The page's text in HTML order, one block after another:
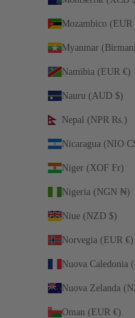
Namibia (EUR €)
Nauru (AUD $)
Nepal (NPR Rs.)
Niger (XOF Fr)
Nigeria (NGN ₦)
Niue (NZD $)
Norvegia (EUR €)
Oman (EUR €)